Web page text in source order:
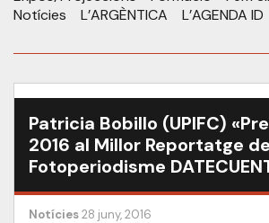
Notícies
L’ARGÈNTICA L’AGENDA ID
Patricia Bobillo (UPIFC)
2016 al Millor Reportatge de
Fotoperiodisme
Notícies28 juny, 2016